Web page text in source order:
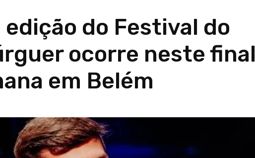
edição do Festival do
ocorre neste final
em Belém